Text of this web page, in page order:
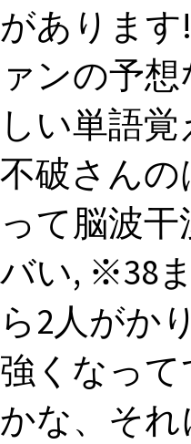
がありま
ァンの予
しい単語
不破さん
って脳波
バい, ※38
ら2人がか
強くなっ
かな、そ